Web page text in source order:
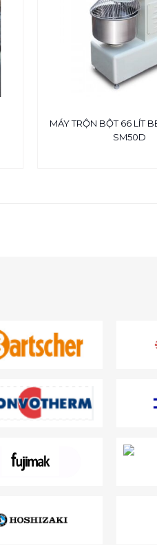
MÁY TRỘN BỘT 66 LÍT
SM50D